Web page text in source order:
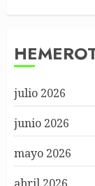
julio 2026
junio 2026
mayo 2026